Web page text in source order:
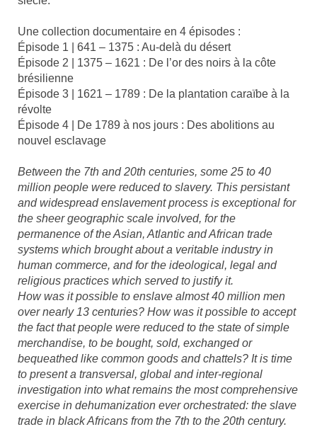
Une collection documentaire en 4 épisodes :
Épisode 1 | 641 – 1375 : Au-delà du désert
Épisode 2 | 1375 – 1621 : De l’or des noirs à la côte
brésilienne
Épisode 3 | 1621 – 1789 : De la plantation caraïbe à la
révolte
Épisode 4 | De 1789 à nos jours : Des abolitions au
nouvel esclavage
Between the 7th and 20th centuries, some 25 to 40
million people were reduced to slavery. This persistant
and widespread enslavement process is exceptional for
the sheer geographic scale involved, for the
permanence of the Asian, Atlantic and African trade
systems which brought about a veritable industry in
human commerce, and for the ideological, legal and
religious practices which served to justify it.
How was it possible to enslave almost 40 million men
over nearly 13 centuries? How was it possible to accept
the fact that people were reduced to the state of simple
merchandise, to be bought, sold, exchanged or
bequeathed like common goods and chattels? It is time
to present a transversal, global and inter-regional
investigation into what remains the most comprehensive
exercise in dehumanization ever orchestrated: the slave
trade in black Africans from the 7th to the 20th century.